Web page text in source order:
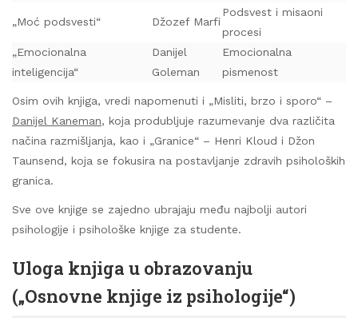
„Moć podsvesti“ Džozef Marfi
Podsvest i misaoni
procesi
„Emocionalna
inteligencija“
Danijel
Goleman
Emocionalna
pismenost
Osim ovih knjiga, vredi napomenuti i „Misliti, brzo i sporo“ –
Danijel Kaneman, koja produbljuje razumevanje dva različita
načina razmišljanja, kao i „Granice“ – Henri Kloud i Džon
Taunsend, koja se fokusira na postavljanje zdravih psiholoških
granica.
Sve ove knjige se zajedno ubrajaju među najbolji autori
psihologije i psihološke knjige za studente.
Uloga knjiga u obrazovanju
(„Osnovne knjige iz psihologije“)